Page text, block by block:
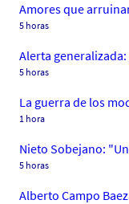
Amores que
5 horas
Alerta
5 horas
La guerra de los
1 hora
Nieto Sobejano:
5 horas
Alberto Campo